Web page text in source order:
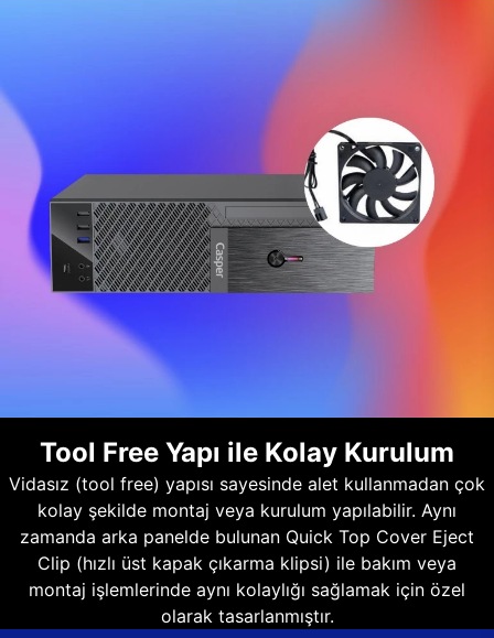
Tool Free Yapı ile Kolay Kurulum
Vidasız (tool free) yapısı sayesinde alet kullanmadan çok
kolay şekilde montaj veya kurulum yapılabilir. Aynı
zamanda arka panelde bulunan Quick Top Cover Eject
Clip (hızlı üst kapak çıkarma klipsi) ile bakım veya
montaj işlemlerinde aynı kolaylığı sağlamak için özel
olarak tasarlanmıştır.